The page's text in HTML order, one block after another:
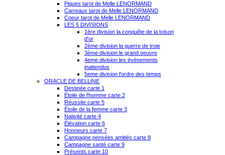
Piques tarot de Melle LENORMAND
Carreaux tarot de Melle LENORMAND
Coeur tarot de Melle LENORMAND
LES 5 DIVISIONS
1ère division la conquête de la toison
d'or
2ème division la guerre de troie
3ème division le grand oeuvre
4eme division les événements
inattendus
5eme division l'ordre des temps
ORACLE DE BELLINE
Destinée carte 1
Étoile de l'homme carte 2
Réussite carte 5
Étoile de la femme carte 3
Nativité carte 4
Élévation carte 6
Honneurs carte 7
Campagne pensées amitiés carte 8
Campagne santé carte 9
Présents carte 10